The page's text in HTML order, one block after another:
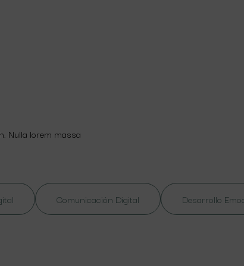
Nulla lorem massa
Comunicación Digital Desarrollo